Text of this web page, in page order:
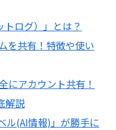
ログ）」とは？
を共有！特徴や使い
にアカウント共有！
解説
ル(AI情報)」が勝手に